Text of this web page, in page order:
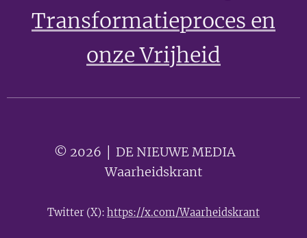
Transformatieproces en
onze Vrijheid
© 2026 │ DE NIEUWE MEDIA 🟣
Waarheidskrant
Twitter (X): https://x.com/Waarheidskrant